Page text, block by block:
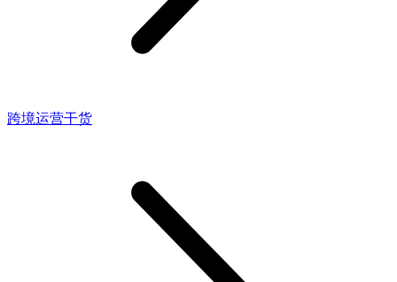
跨境运营干货